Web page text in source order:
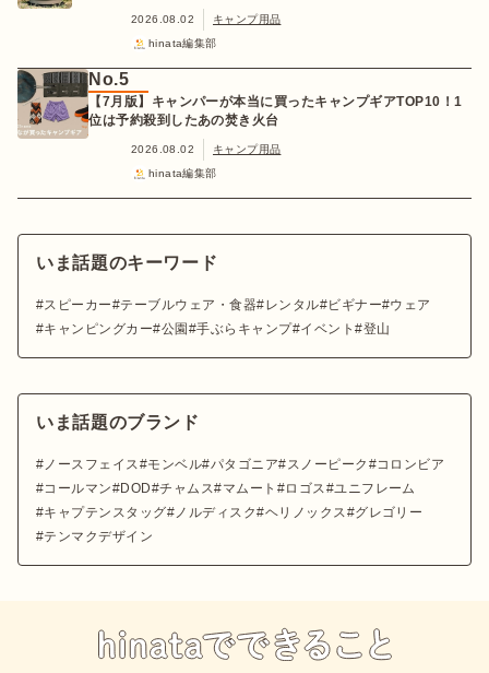
2026.08.02
キャンプ用品
hinata編集部
No.5
【7月版】キャンパーが本当に買ったキャンプギアTOP10！1
位は予約殺到したあの焚き火台
2026.08.02
キャンプ用品
hinata編集部
いま話題のキーワード
スピーカー テーブルウェア・食器 レンタル ビギナー
ウェア
キャンピングカー 公園 手ぶらキャンプ イベント 登山
いま話題のブランド
ノースフェイス モンベル パタゴニア スノーピーク
コロンビア
コールマン
DOD チャムス マムート ロゴス
ユニフレーム
キャプテンスタッグ
ノルディスク ヘリノックス
グレゴリー
テンマクデザイン